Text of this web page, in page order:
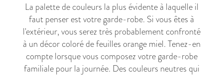
La palette de couleurs la plus évidente à laquelle il
faut penser est votre garde-robe. Si vous êtes à
l'extérieur, vous serez très probablement confronté
à un décor coloré de feuilles orange miel. Tenez-en
compte lorsque vous composez votre garde-robe
familiale pour la journée. Des couleurs neutres qui